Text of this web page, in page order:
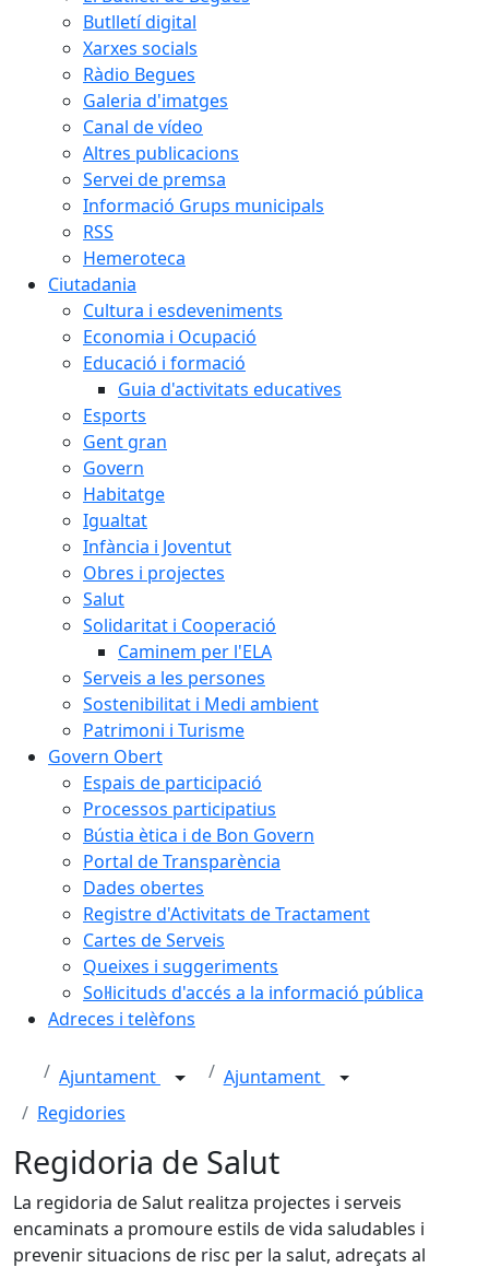
Butlletí digital
Xarxes socials
Ràdio Begues
Galeria d'imatges
Canal de vídeo
Altres publicacions
Servei de premsa
Informació Grups municipals
RSS
Hemeroteca
Ciutadania
Cultura i esdeveniments
Economia i Ocupació
Educació i formació
Guia d'activitats educatives
Esports
Gent gran
Govern
Habitatge
Igualtat
Infància i Joventut
Obres i projectes
Salut
Solidaritat i Cooperació
Caminem per l'ELA
Serveis a les persones
Sostenibilitat i Medi ambient
Patrimoni i Turisme
Govern Obert
Espais de participació
Processos participatius
Bústia ètica i de Bon Govern
Portal de Transparència
Dades obertes
Registre d'Activitats de Tractament
Cartes de Serveis
Queixes i suggeriments
Sol·licituds d'accés a la informació pública
Adreces i telèfons
Ajuntament
Ajuntament
Regidories
Regidoria de Salut
La regidoria de Salut realitza projectes i serveis
encaminats a promoure estils de vida saludables i
prevenir situacions de risc per la salut, adreçats al